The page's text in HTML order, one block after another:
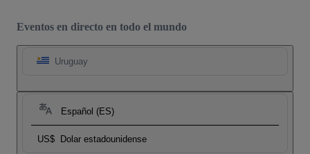
Eventos en directo en todo el mundo
Uruguay
Español (ES)
US$ Dolar estadounidense